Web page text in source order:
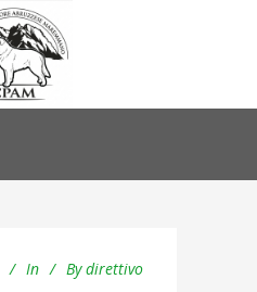
In By direttivo